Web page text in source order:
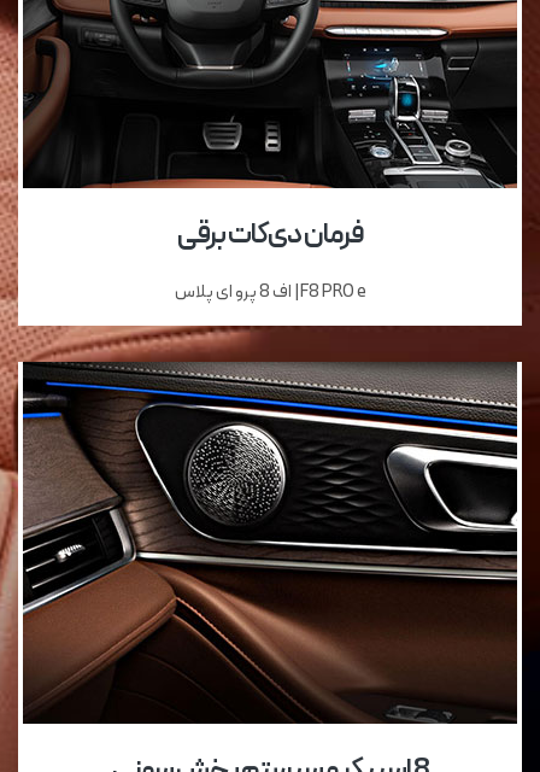
فرمان دی‌کات برقی
F8 PRO e| اف 8 پرو ای پلاس